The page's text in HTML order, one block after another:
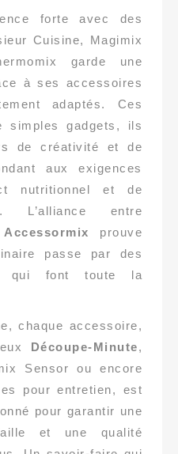
forte avec des
Cuisine, Magimix
garde une
à ses accessoires
adaptés. Ces
simples gadgets, ils
de créativité et de
aux exigences
nutritionnel et de
L’alliance entre
Accessormix
prouve
passe par des
qui font toute la
chaque accessoire,
Découpe-Minute,
Sensor ou encore
pour entretien, est
pour garantir une
et une qualité